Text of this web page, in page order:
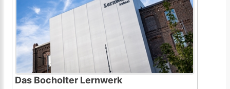
Das Bocholter Lernwerk